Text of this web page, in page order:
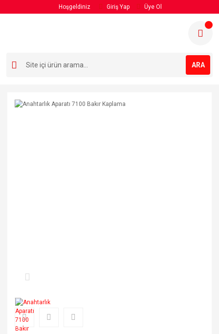
Hoşgeldiniz Giriş Yap Üye Ol
ARA